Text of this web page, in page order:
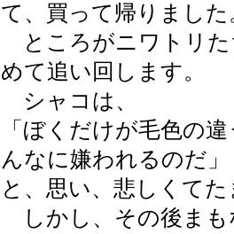
て、買って帰りました
ところがニワトリた
めて追い回します。
シャコは、
「ぼくだけが毛色の
んなに嫌われるのだ」
と、思い、悲しくて
しかし、その後まも